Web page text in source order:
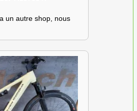
un autre shop, nous